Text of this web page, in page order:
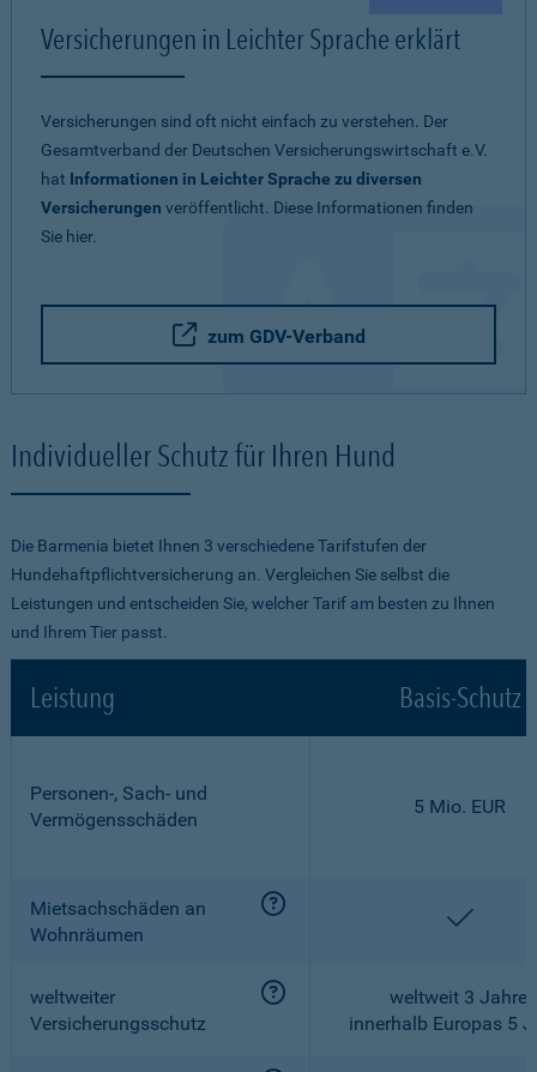
Versicherungen in Leichter Sprache erklärt
Versicherungen sind oft nicht einfach zu verstehen. Der
Gesamtverband der Deutschen Versicherungswirtschaft e.V.
hat Informationen in Leichter Sprache zu diversen
Versicherungen veröffentlicht. Diese Informationen finden
Sie hier.
zum GDV-Verband
Individueller Schutz für Ihren Hund
Die Barmenia bietet Ihnen 3 verschiedene Tarifstufen der
Hundehaftpflichtversicherung an. Vergleichen Sie selbst die
Leistungen und entscheiden Sie, welcher Tarif am besten zu Ihnen
und Ihrem Tier passt.
Leistung Basis-Schutz
Personen-, Sach- und
Vermögensschäden
5 Mio. EUR
Mietsachschäden an
Wohnräumen
weltweiter
Versicherungsschutz
weltweit 3 Jahre,
innerhalb Europas 5